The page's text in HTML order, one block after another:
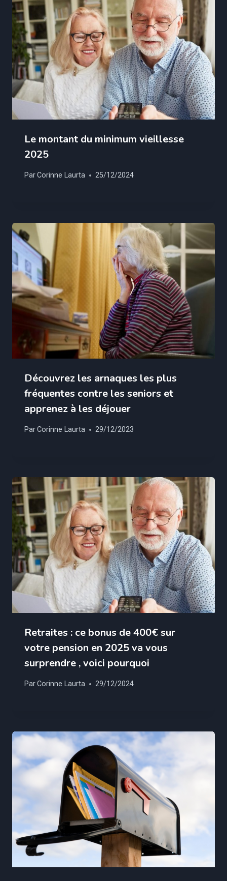
Le montant du minimum vieillesse
2025
ParCorinne Laurta 25/12/2024
Découvrez les arnaques les plus
fréquentes contre les seniors et
apprenez à les déjouer
ParCorinne Laurta 29/12/2023
Retraites : ce bonus de 400€ sur
votre pension en 2025 va vous
surprendre , voici pourquoi
ParCorinne Laurta 29/12/2024